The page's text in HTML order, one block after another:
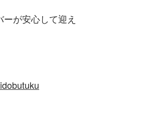
が安心して迎え